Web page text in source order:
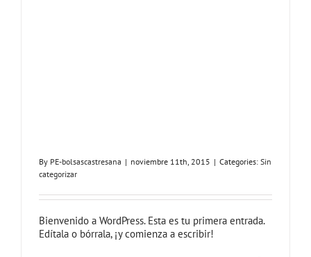
By PE-bolsascastresana | noviembre 11th, 2015 | Categories: Sin
categorizar
Bienvenido a WordPress. Esta es tu primera entrada.
Edítala o bórrala, ¡y comienza a escribir!